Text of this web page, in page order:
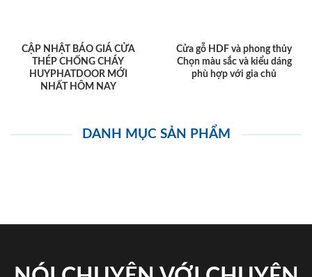
CẬP NHẬT BÁO GIÁ CỬA
THÉP CHỐNG CHÁY
HUYPHATDOOR MỚI
NHẤT HÔM NAY
Cửa gỗ HDF và phong thủy
Chọn màu sắc và kiểu dáng
phù hợp với gia chủ
DANH MỤC SẢN PHẨM